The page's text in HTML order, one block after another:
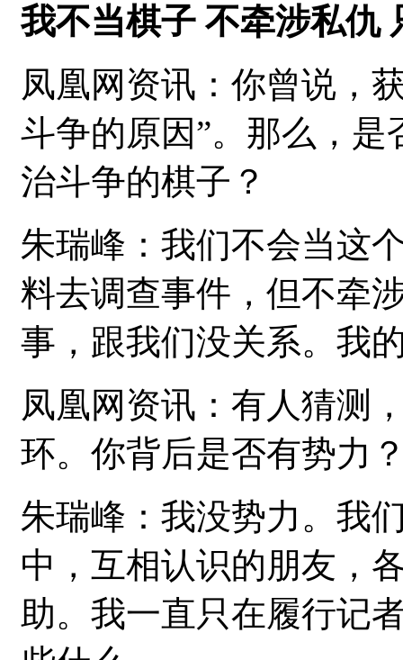
我不当棋子 不牵涉私仇
凤凰网资讯：你曾说，
斗争的原因”。那么，
治斗争的棋子？
朱瑞峰：我们不会当这
料去调查事件，但不牵
事，跟我们没关系。我
凤凰网资讯：有人猜测
环。你背后是否有势力
朱瑞峰：我没势力。我
中，互相认识的朋友，
助。我一直只在履行记